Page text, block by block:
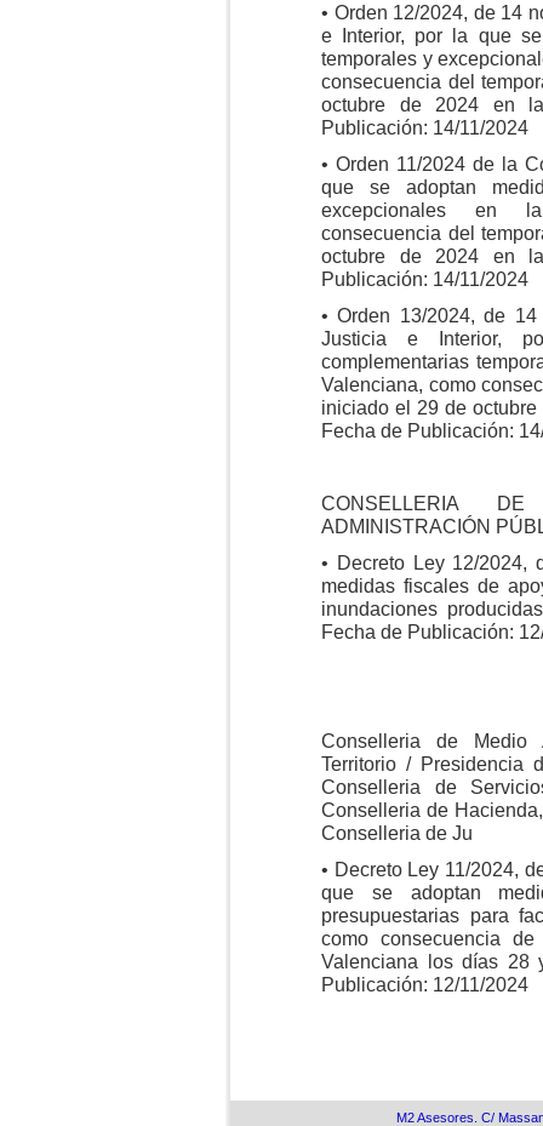
• Orden 12/2024, de 14
e Interior, por la que
temporales y
consecuencia del
octubre de 2024 en
Publicación: 14/11/2024
• Orden 11/2024 de la
que se adoptan
excepcionales en
consecuencia del
octubre de 2024 en
Publicación: 14/11/2024
• Orden 13/2024, de
Justicia e Interior,
complementarias
Valenciana, como
iniciado el 29 de
Fecha de Publicación:
CONSELLERIA
ADMINISTRACIÓN
• Decreto Ley 12/2024,
medidas fiscales de
inundaciones
Fecha de Publicación:
Conselleria de Medio
Territorio / Presidencia
Conselleria de
Conselleria de
Conselleria de Ju
• Decreto Ley 11/2024,
que se adoptan
presupuestarias para
como consecuencia
Valenciana los días 28
Publicación: 12/11/2024
M2 Asesores. C/